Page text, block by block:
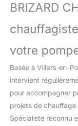
BRIZARD
votre
Basée à Villars-en-
intervient
pour accompagner
projets de
Spécialiste reconnu